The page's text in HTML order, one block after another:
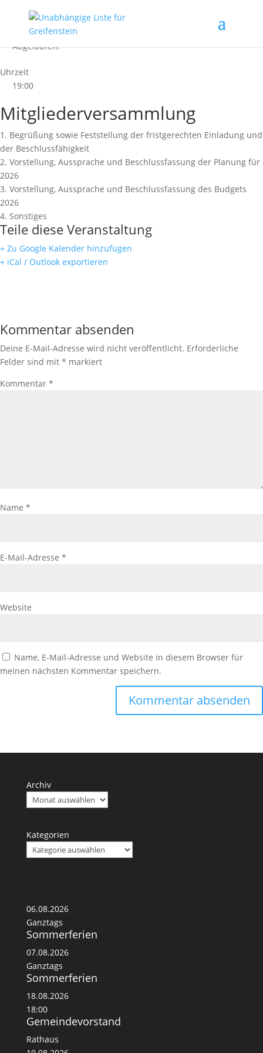
24.06.2026
Abgelaufen!
Uhrzeit
19:00
Mitgliederversammlung
1. Begrüßung sowie Feststellung der fristgerechten Einladung und
der Beschlussfähigkeit
2. Vorstellung, Aussprache und Beschlussfassung der Planung für
2026
3. Vorstellung, Aussprache und Beschlussfassung des Budgets
2026
4. Sonstiges
Teile diese Veranstaltung
+ Zu Google Kalender hinzufügen
+ iCal / Outlook exportieren
Kommentar absenden
Deine E-Mail-Adresse wird nicht veröffentlicht. Erforderliche
Felder sind mit * markiert
Kommentar *
Name *
E-Mail-Adresse *
Website
Name, E-Mail-Adresse und Website in diesem Browser für
meinen nächsten Kommentar speichern.
Archiv
Kategorien
06.08.2026
Ganztags
Sommerferien
07.08.2026
Ganztags
Sommerferien
18.08.2026
18:00
Gemeindevorstand
Rathaus